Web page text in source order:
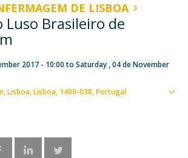
DE LISBOA
Luso Brasileiro de
2017 - 10:00to Saturday , 04 de November
Lisboa Lisboa 1400-038 Portugal